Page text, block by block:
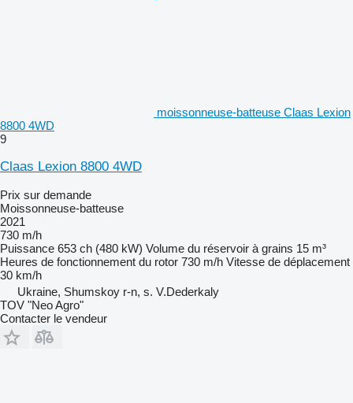
moissonneuse-batteuse Claas Lexion
8800 4WD
9
Claas Lexion 8800 4WD
Prix sur demande
Moissonneuse-batteuse
2021
730 m/h
Puissance 653 ch (480 kW) Volume du réservoir à grains 15 m³
Heures de fonctionnement du rotor 730 m/h Vitesse de déplacement
30 km/h
Ukraine, Shumskoy r-n, s. V.Dederkaly
TOV "Neo Agro"
Contacter le vendeur